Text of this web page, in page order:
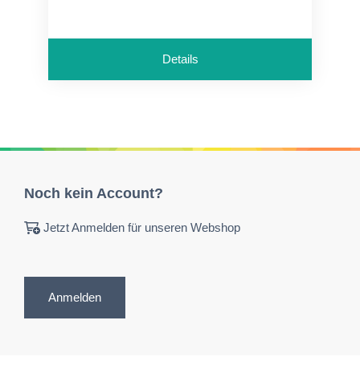
Details
Noch kein Account?
Jetzt Anmelden für unseren Webshop
Anmelden